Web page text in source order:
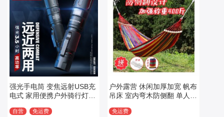
强光手电筒 变焦远射USB充
电式 家用便携户外骑行灯应
自营 免运费
户外露营 休闲加厚加宽 帆布
吊床 室内弯木防侧翻 单人红
免运费